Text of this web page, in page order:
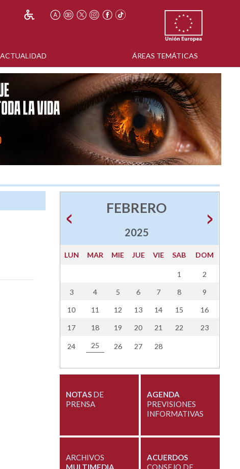
ACTUALIDAD ÁREAS TEMÁTICAS
FEBRERO
2025
LUN MAR MIE JUE VIE SAB DOM
1 2
3 4 5 6 7 8 9
10 11 12 13 14 15 16
17 18 19 20 21 22 23
24 25 26 27 28
NOTASDE
PRENSA
AGENDA
PREVISIONES
INFORMATIVAS
ARCHIVOS
MULTIMEDIA
ACUERDOS
CONSEJO DE